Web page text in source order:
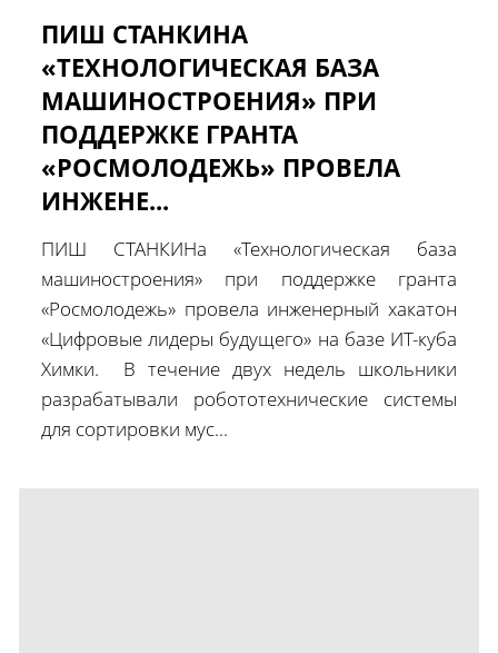
ПИШ СТАНКИНА
«ТЕХНОЛОГИЧЕСКАЯ БАЗА
МАШИНОСТРОЕНИЯ» ПРИ
ПОДДЕРЖКЕ ГРАНТА
«РОСМОЛОДЕЖЬ» ПРОВЕЛА
ИНЖЕНЕ...
ПИШ СТАНКИНа «Технологическая база
машиностроения» при поддержке гранта
«Росмолодежь» провела инженерный хакатон
«Цифровые лидеры будущего» на базе ИТ-куба
Химки. В течение двух недель школьники
разрабатывали робототехнические системы
для сортировки мус...